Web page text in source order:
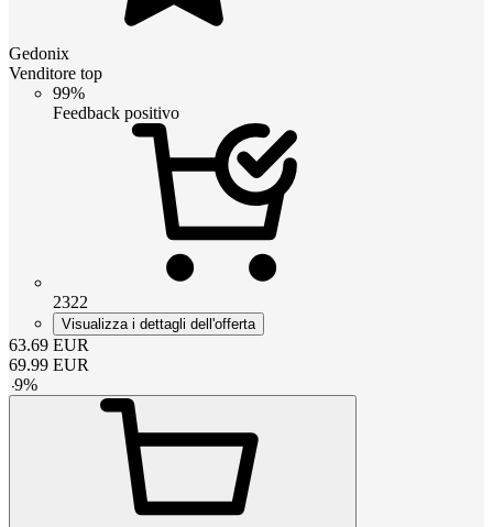
Gedonix
Venditore top
99%
Feedback positivo
2322
Visualizza i dettagli dell'offerta
63.69 EUR
69.99 EUR
-9%